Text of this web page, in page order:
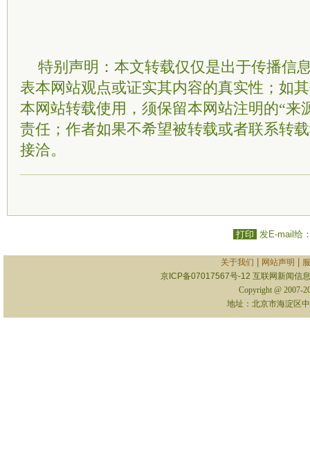
特别声明：本文转载仅仅是出于传播信
表本网站观点或证实其内容的真实性；如
本网站转载使用，须保留本网站注明的“来
责任；作者如果不希望被转载或者联系转
接洽。
打印 发E-mail给
关于我们 网站声明
京ICP备07017567号-12 互联网新闻信
Copyright @ 2007-
地址：北京市海淀区